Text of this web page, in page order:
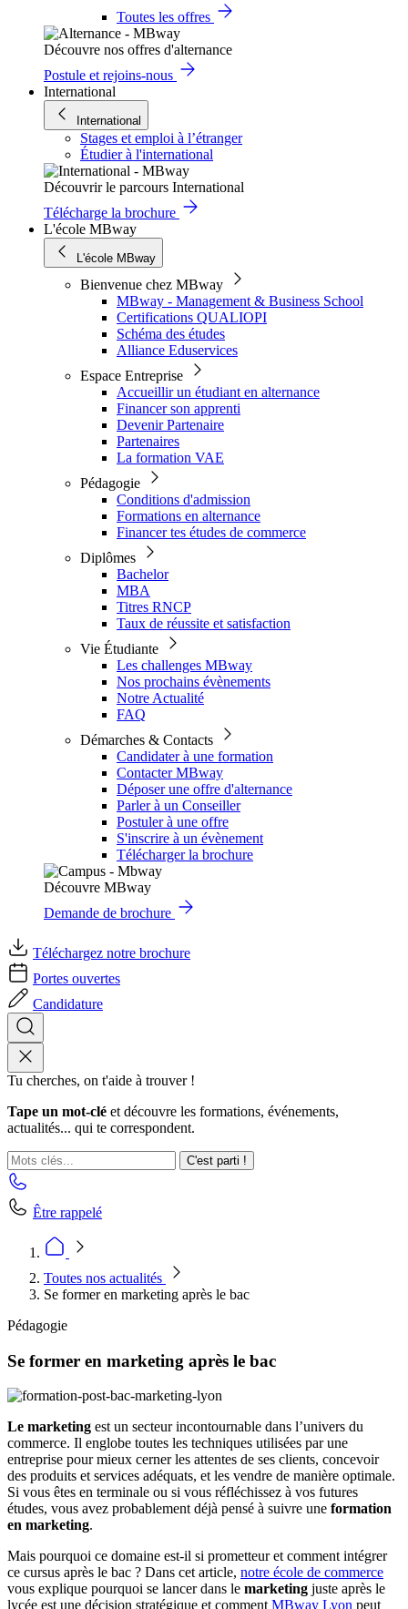
Toutes les offres
Découvre nos offres d'alternance
Postule et rejoins-nous
International
International
Stages et emploi à l’étranger
Étudier à l'international
Découvrir le parcours International
Télécharge la brochure
L'école MBway
L'école MBway
Bienvenue chez MBway
MBway - Management & Business School
Certifications QUALIOPI
Schéma des études
Alliance Eduservices
Espace Entreprise
Accueillir un étudiant en alternance
Financer son apprenti
Devenir Partenaire
Partenaires
La formation VAE
Pédagogie
Conditions d'admission
Formations en alternance
Financer tes études de commerce
Diplômes
Bachelor
MBA
Titres RNCP
Taux de réussite et satisfaction
Vie Étudiante
Les challenges MBway
Nos prochains évènements
Notre Actualité
FAQ
Démarches & Contacts
Candidater à une formation
Contacter MBway
Déposer une offre d'alternance
Parler à un Conseiller
Postuler à une offre
S'inscrire à un évènement
Télécharger la brochure
Découvre MBway
Demande de brochure
Téléchargez notre brochure
Portes ouvertes
Candidature
Tu cherches, on t'aide à trouver !
Tape un mot-clé et découvre les formations, événements,
actualités... qui te correspondent.
C'est parti !
Être rappelé
Toutes nos actualités
Se former en marketing après le bac
Pédagogie
Se former en marketing après le bac
Le marketing est un secteur incontournable dans l’univers du
commerce. Il englobe toutes les techniques utilisées par une
entreprise pour mieux cerner les attentes de ses clients, concevoir
des produits et services adéquats, et les vendre de manière optimale.
Si vous êtes en terminale ou si vous réfléchissez à vos futures
études, vous avez probablement déjà pensé à suivre une formation
en marketing.
Mais pourquoi ce domaine est-il si prometteur et comment intégrer
ce cursus après le bac ? Dans cet article, notre école de commerce
vous explique pourquoi se lancer dans le marketing juste après le
lycée est une décision stratégique et comment MBway Lyon peut